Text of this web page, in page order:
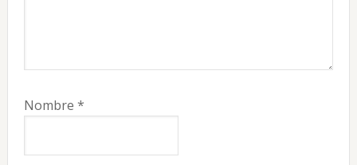
Nombre *